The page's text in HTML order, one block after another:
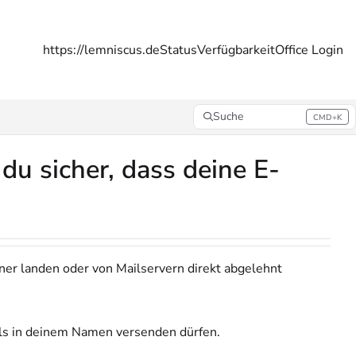
https://lemniscus.deStatusVerfügbarkeitOffice Login
Suche CMD+K
Press CMD+K to open search
sicher, dass deine E-
landen oder von Mailservern direkt abgelehnt
deinem Namen versenden dürfen.